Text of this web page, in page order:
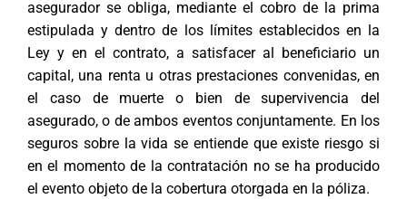
asegurador se obliga, mediante el cobro de la prima
estipulada y dentro de los límites establecidos en la
Ley y en el contrato, a satisfacer al beneficiario un
capital, una renta u otras prestaciones convenidas, en
el caso de muerte o bien de supervivencia del
asegurado, o de ambos eventos conjuntamente. En los
seguros sobre la vida se entiende que existe riesgo si
en el momento de la contratación no se ha producido
el evento objeto de la cobertura otorgada en la póliza.